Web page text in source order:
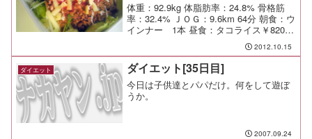
体重：92.9kg 体脂肪率：24.8% 骨格筋
率：32.4% ＪＯＧ：9.6km 64分 朝食：ウ
インナー 1本 昼食：タコライス￥820＋
ドリンク￥50（ゴリアテカフェ＠天王
2012.10.15
ダイエット ダイエット[35日目]
今日は子供達とパパだけ。何をして遊ぼ
うか。
2007.09.24